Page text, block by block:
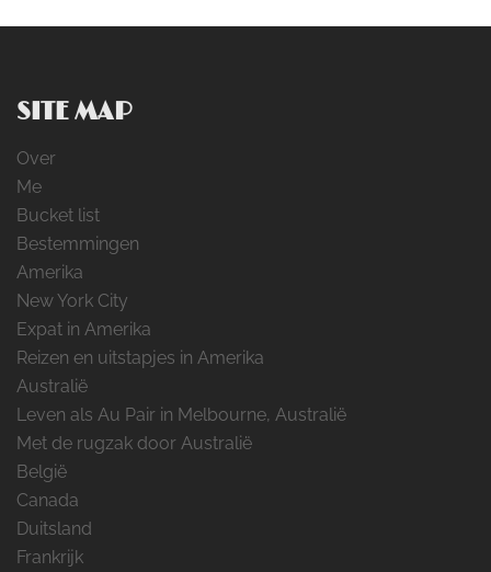
SITE MAP
Over
Me
Bucket list
Bestemmingen
Amerika
New York City
Expat in Amerika
Reizen en uitstapjes in Amerika
Australië
Leven als Au Pair in Melbourne, Australië
Met de rugzak door Australië
België
Canada
Duitsland
Frankrijk